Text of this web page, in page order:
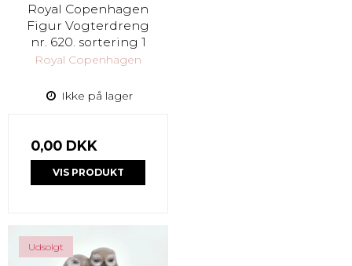
Royal Copenhagen
Figur Vogterdreng
nr. 620. sortering 1
Royal Copenhagen
Ikke på lager
0,00 DKK
VIS PRODUKT
Udsolgt